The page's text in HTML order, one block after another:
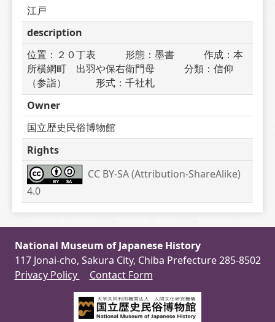
江戸
description
位置：２０丁表　　　形態：墨書　　　作成：本
所横網町　出羽や保右衛門母　　　分類：信仰
（参詣）　　　形式：千社札
Owner
国立歴史民俗博物館
Rights
CC BY-SA (Attribution-ShareAlike)
4.0
National Museum of Japanese History
117 Jonai-cho, Sakura City, Chiba Prefecture 285-8502
Privacy Policy
Contact Form